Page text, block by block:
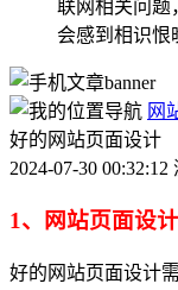
联网相关问题
会感到相识恨
网
好的网站页面设计
2024-07-30
1、网站页面设
好的网站页面设计